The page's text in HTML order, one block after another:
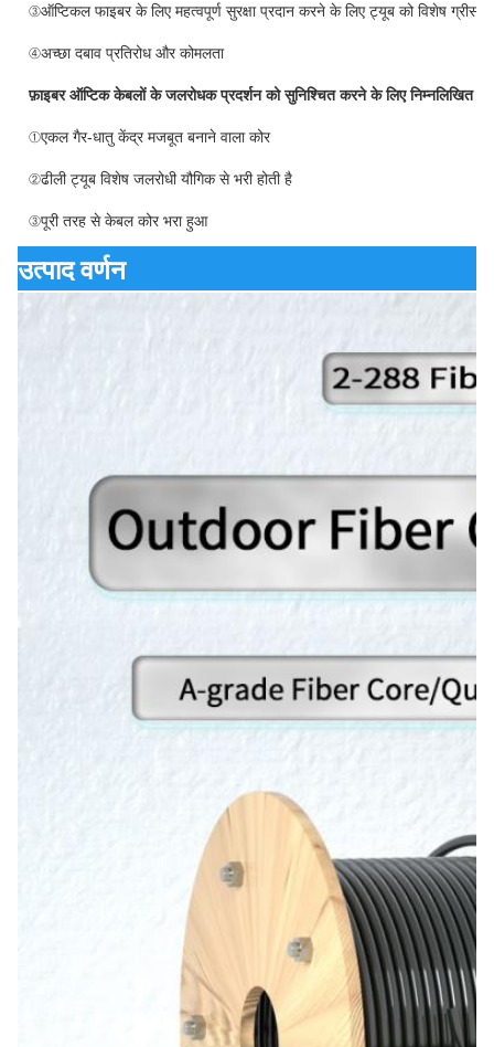
③ऑप्टिकल फाइबर के लिए महत्वपूर्ण सुरक्षा प्रदान करने के लिए ट्यूब को विशेष ग्रीस से
④अच्छा दबाव प्रतिरोध और कोमलता
फ़ाइबर ऑप्टिक केबलों के जलरोधक प्रदर्शन को सुनिश्चित करने के लिए निम्नलिखित
①एकल गैर-धातु केंद्र मजबूत बनाने वाला कोर
②ढीली ट्यूब विशेष जलरोधी यौगिक से भरी होती है
③पूरी तरह से केबल कोर भरा हुआ
उत्पाद वर्णन